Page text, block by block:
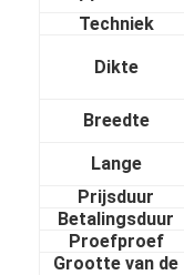
Producten
Video's
Techniek
Dikte
Breedte
Lange
Prijsduur
Betalingsduur
Proefproef
Grootte van de